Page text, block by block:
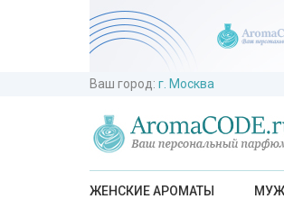
Ваш город: г. Москва
ЖЕНСКИЕ АРОМАТЫ